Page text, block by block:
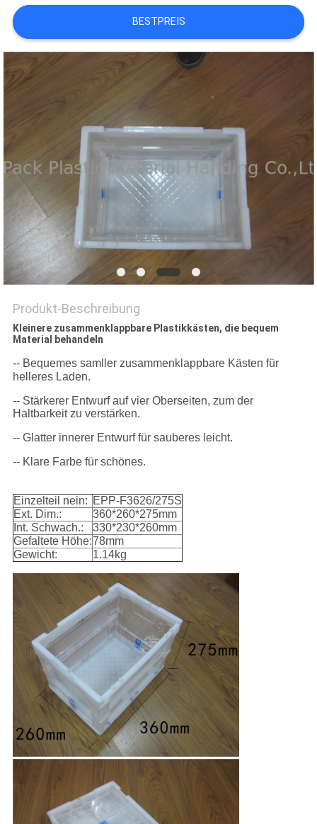
EIN
ANGEBOT
SITEMAP
PRIVACY
POLICY
BESTPREIS
Produkt-Beschreibung
Kleinere zusammenklappbare Plastikkästen, die bequem
Material behandeln
-- Bequemes samller zusammenklappbare Kästen für
helleres Laden.
-- Stärkerer Entwurf auf vier Oberseiten, zum der
Haltbarkeit zu verstärken.
-- Glatter innerer Entwurf für sauberes leicht.
-- Klare Farbe für schönes.
Einzelteil nein: EPP-F3626/275S
Ext. Dim.:
360*260*275mm
Int. Schwach.:
330*230*260mm
Gefaltete Höhe:78mm
Gewicht:
1.14kg